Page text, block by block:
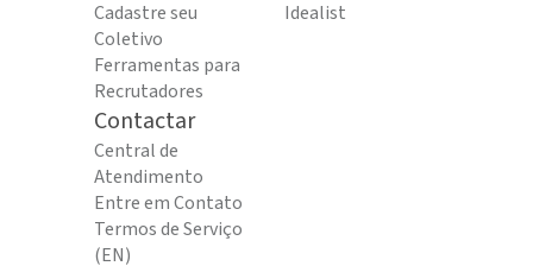
Cadastre seu
Coletivo
Ferramentas para
Recrutadores
Idealist
Contactar
Central de
Atendimento
Entre em Contato
Termos de Serviço
(EN)